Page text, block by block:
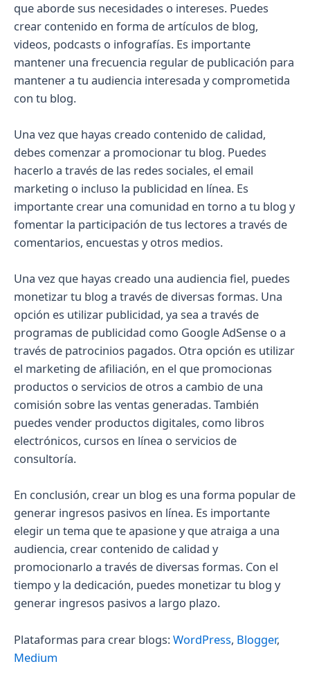
que aborde sus necesidades o intereses. Puedes
crear contenido en forma de artículos de blog,
videos, podcasts o infografías. Es importante
mantener una frecuencia regular de publicación para
mantener a tu audiencia interesada y comprometida
con tu blog.
Una vez que hayas creado contenido de calidad,
debes comenzar a promocionar tu blog. Puedes
hacerlo a través de las redes sociales, el email
marketing o incluso la publicidad en línea. Es
importante crear una comunidad en torno a tu blog y
fomentar la participación de tus lectores a través de
comentarios, encuestas y otros medios.
Una vez que hayas creado una audiencia fiel, puedes
monetizar tu blog a través de diversas formas. Una
opción es utilizar publicidad, ya sea a través de
programas de publicidad como Google AdSense o a
través de patrocinios pagados. Otra opción es utilizar
el marketing de afiliación, en el que promocionas
productos o servicios de otros a cambio de una
comisión sobre las ventas generadas. También
puedes vender productos digitales, como libros
electrónicos, cursos en línea o servicios de
consultoría.
En conclusión, crear un blog es una forma popular de
generar ingresos pasivos en línea. Es importante
elegir un tema que te apasione y que atraiga a una
audiencia, crear contenido de calidad y
promocionarlo a través de diversas formas. Con el
tiempo y la dedicación, puedes monetizar tu blog y
generar ingresos pasivos a largo plazo.
Plataformas para crear blogs:WordPress, Blogger,
Medium